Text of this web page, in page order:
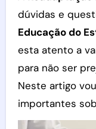
dúvidas e
Educação do
esta atento a
para não ser
Neste artigo
importantes